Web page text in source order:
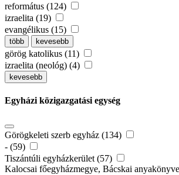
református (124)
izraelita (19)
evangélikus (15)
több kevesebb
görög katolikus (11)
izraelita (neológ) (4)
kevesebb
Egyházi közigazgatási egység
Görögkeleti szerb egyház (134)
- (59)
Tiszántúli egyházkerület (57)
Kalocsai főegyházmegye, Bácskai